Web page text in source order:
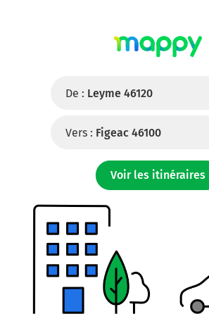
De : Leyme 46120
Vers : Figeac 46100
Voir les itinéraires